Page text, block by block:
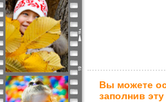
Вы можете
заполнив